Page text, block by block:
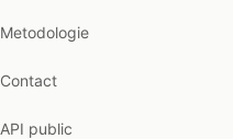
Metodologie
Contact
API public